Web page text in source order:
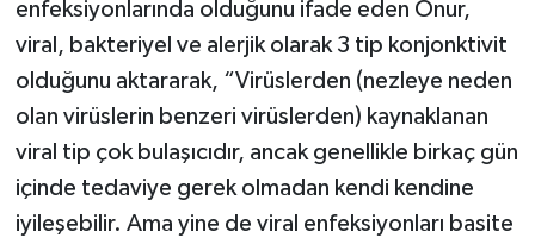
enfeksiyonlarında olduğunu ifade eden Onur,
viral, bakteriyel ve alerjik olarak 3 tip konjonktivit
olduğunu aktararak, “Virüslerden (nezleye neden
olan virüslerin benzeri virüslerden) kaynaklanan
viral tip çok bulaşıcıdır, ancak genellikle birkaç gün
içinde tedaviye gerek olmadan kendi kendine
iyileşebilir. Ama yine de viral enfeksiyonları basite